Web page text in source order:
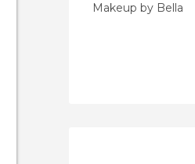
Makeup by Bella